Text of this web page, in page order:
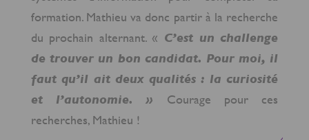
formation. Mathieu va donc partir à la recherche
du prochain alternant. « C’est un challenge
de trouver un bon candidat. Pour moi, il
faut qu’il ait deux qualités : la curiosité
et l’autonomie. » Courage pour ces
recherches, Mathieu !